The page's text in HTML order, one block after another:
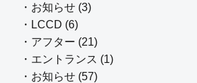
・お知らせ (3)
・LCCD (6)
・アフター (21)
・エントランス (1)
・お知らせ (57)